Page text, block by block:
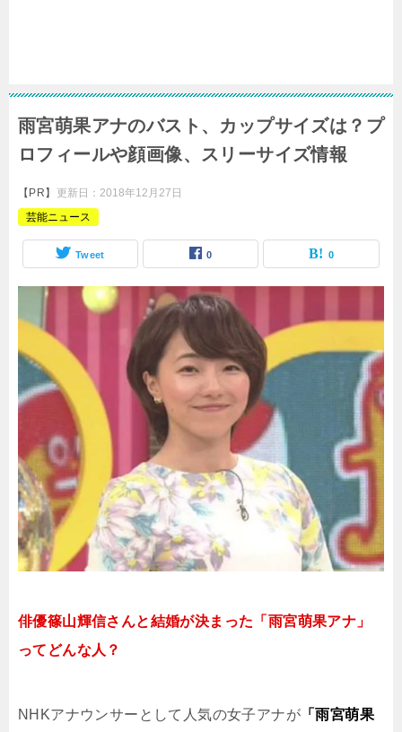
雨宮萌果アナのバスト、カップサイズは？プ
ロフィールや顔画像、スリーサイズ情報
【PR】 更新日： 2018年12月27日
芸能ニュース
Tweet 0 0
俳優篠山輝信さんと結婚が決まった「雨宮萌果アナ」
ってどんな人？
NHKアナウンサーとして人気の女子アナが 「雨宮萌果